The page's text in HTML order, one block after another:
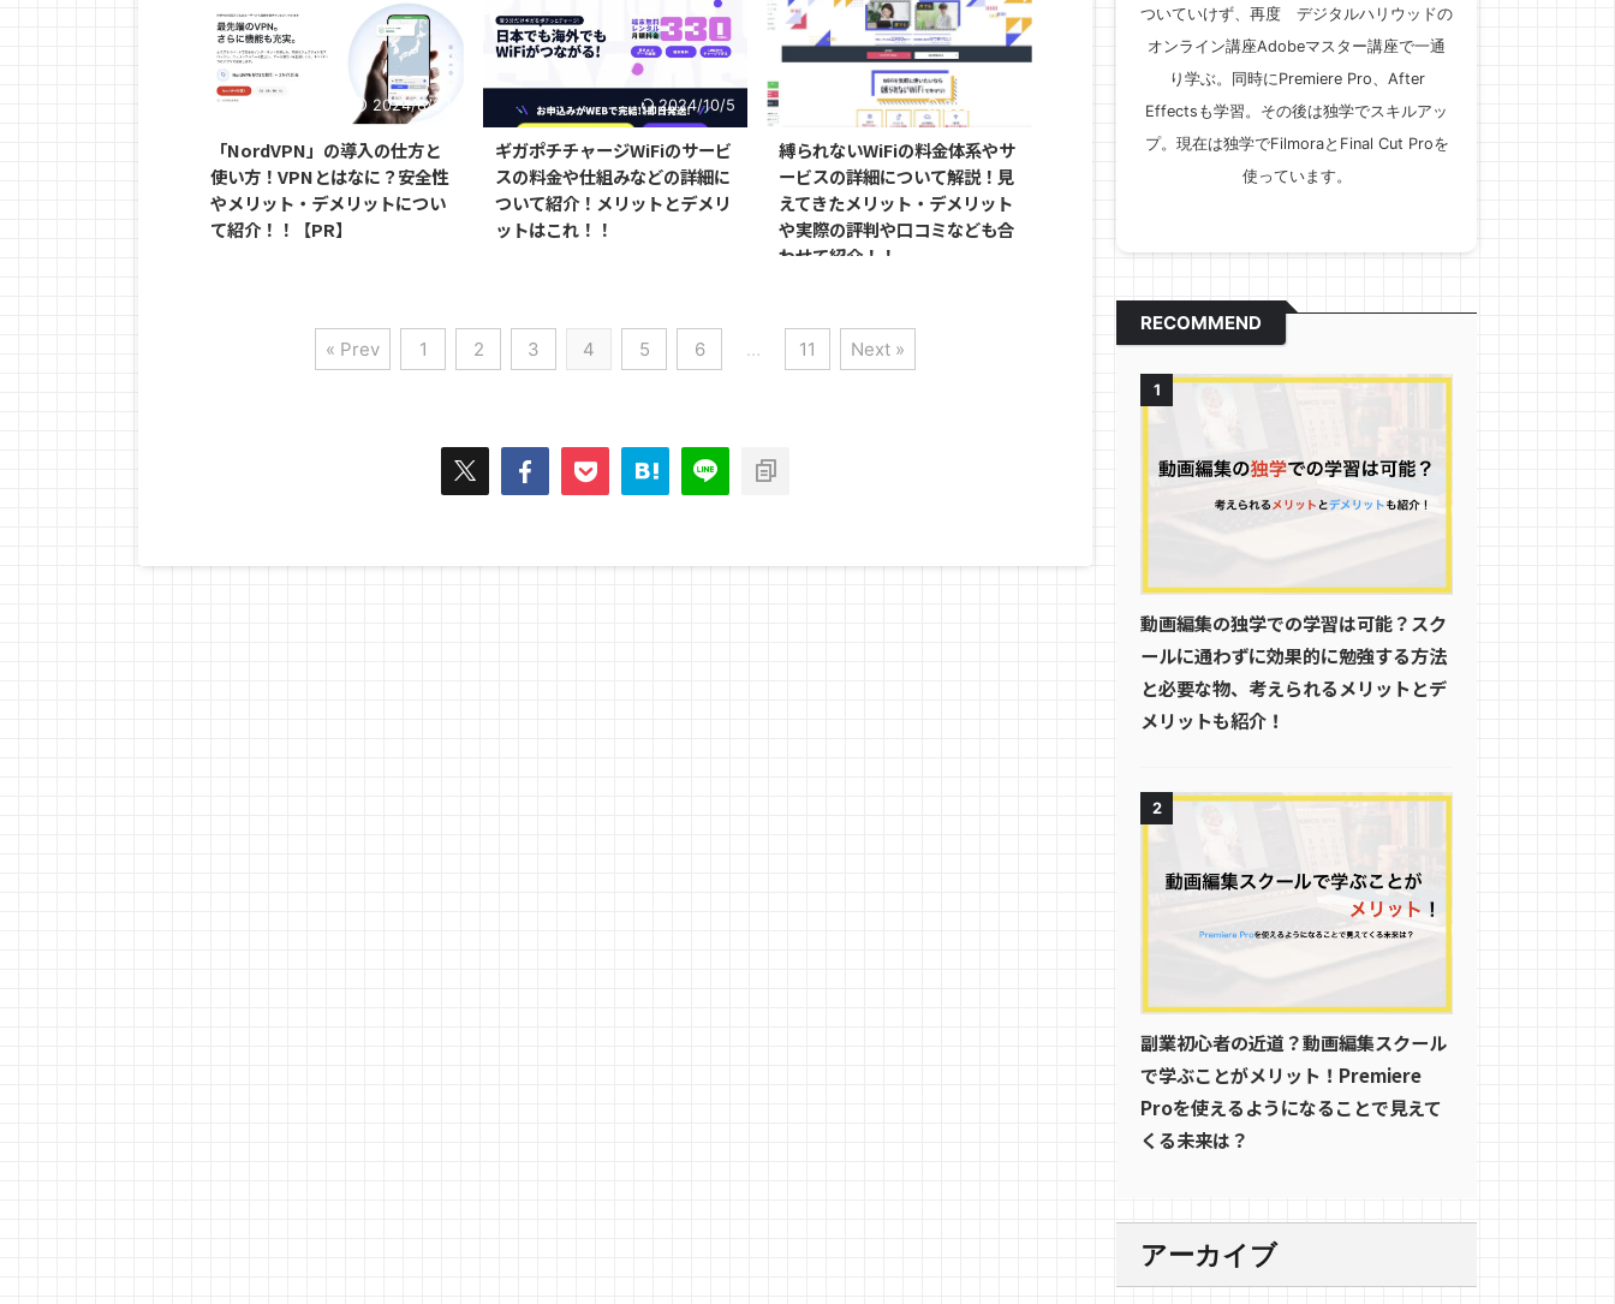
2024/8/22
「NordVPN」の導入の仕方と
使い方！VPNとはなに？安全性
やメリット・デメリットについ
て紹介！！【PR】
2024/10/5
ギガポチチャージWiFiのサービ
スの料金や仕組みなどの詳細に
ついて紹介！メリットとデメリ
ットはこれ！！
2024/10/5
縛られないWiFiの料金体系やサ
ービスの詳細について解説！見
えてきたメリット・デメリット
や実際の評判や口コミなども合
わせて紹介！！
« Prev 1 2 3 4 5 6 … 11 Next »
ついていけず、再度 デジタルハリウッドの
オンライン講座Adobeマスター講座で一通
り学ぶ。同時にPremiere Pro、After
Effectsも学習。その後は独学でスキルアッ
プ。現在は独学でFilmoraとFinal Cut Proを
使っています。
RECOMMEND
1
動画編集の独学での学習は可能？スク
ールに通わずに効果的に勉強する方法
と必要な物、考えられるメリットとデ
メリットも紹介！
2
副業初心者の近道？動画編集スクール
で学ぶことがメリット！Premiere
Proを使えるようになることで見えて
くる未来は？
アーカイブ